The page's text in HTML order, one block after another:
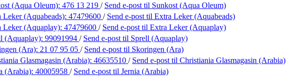
(Aqua Oleum): 476 13 219 / Send e-post til Sunkost (Aqua Oleum)
Leker (Aquabeads): 47479600 / Send e-post til Extra Leker (Aquabeads)
Leker (Aquaplay): 47479600 / Send e-post til Extra Leker (Aquaplay)
(Aquaplay): 99091994 / Send e-post til Sprell (Aquaplay)
(Ara): 21 07 95 05 / Send e-post til Skoringen (Ara)
Glasmagasin (Arabia): 46635510 / Send e-post til Christiania Glasmagasin (Arabia)
(Arabia): 40005958 / Send e-post til Jernia (Arabia)